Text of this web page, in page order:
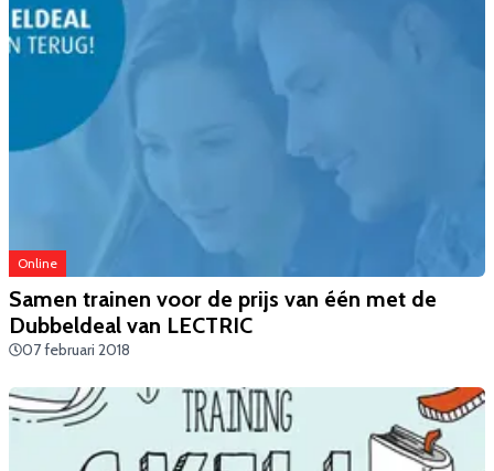
Online
Samen trainen voor de prijs van één met de
Dubbeldeal van LECTRIC
07 februari 2018